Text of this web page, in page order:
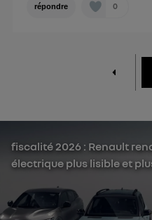
répondre 0
fiscalité 2026 : Renault
électrique plus lisible et